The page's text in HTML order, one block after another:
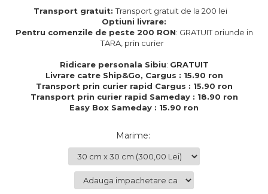
Felicitari pentru cei dragi
Rame foto din lemn
Aromaterapie
Papioane din lemn
Decoratiuni pentru casa
Cadouri de Paste
Produse personalizate pentru
nunti si botezuri
Transport gratuit:Transport gratuit de la 200 lei
Optiuni livrare:
Pentru comenzile de peste 200 RON: GRATUIT oriunde in
TARA, prin curier
Ridicare personala Sibiu: GRATUIT
Livrare catre Ship&Go, Cargus : 15.90 ron
Transport prin curier rapid Cargus : 15.90 ron
Transport prin curier rapid Sameday : 18.90 ron
Easy Box Sameday : 15.90 ron
Marime: